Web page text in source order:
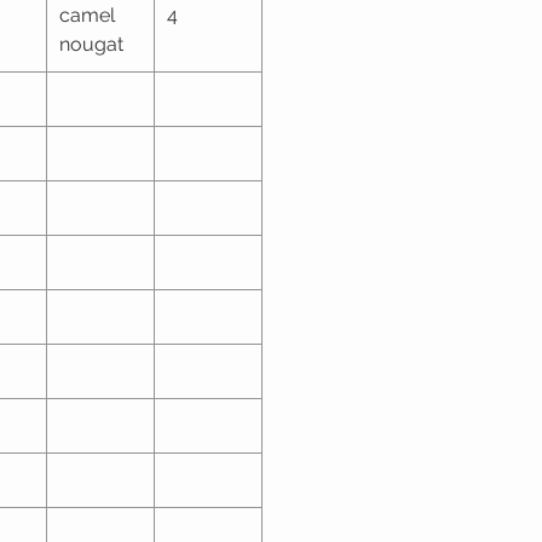
camel
nougat
4